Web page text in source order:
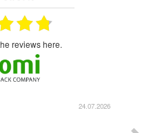
reviews here.
18.07.2026
disponible, à